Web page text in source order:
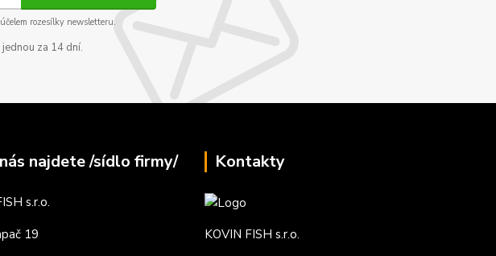
rozesílky newsletteru.
za 14 dní.
najdete /sídlo firmy/
s.r.o.
19
Kontakty
KOVIN FISH s.r.o.